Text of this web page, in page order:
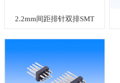
2.2mm间距排针双排SMT